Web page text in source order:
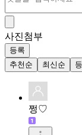
사진첨부
등록
추천순
최신순
쩡♡